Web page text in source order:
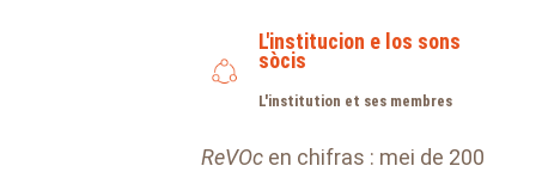
L'institucion e los sons
sòcis
L'institution et ses membres
ReVOc en chifras : mei de 200